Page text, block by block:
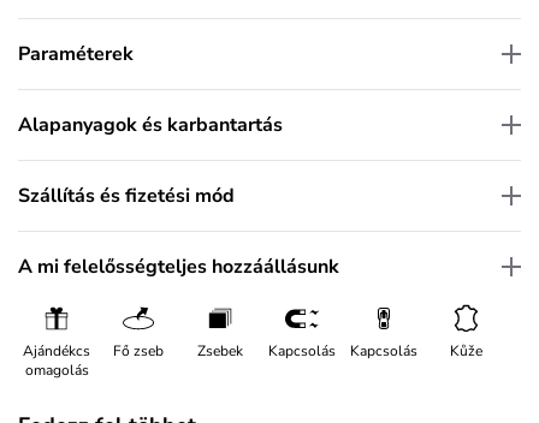
Paraméterek
Alapanyagok és karbantartás
Szállítás és fizetési mód
A mi felelősségteljes hozzáállásunk
Ajándékcs
omagolás
Fő zseb Zsebek Kapcsolás Kapcsolás Kůže